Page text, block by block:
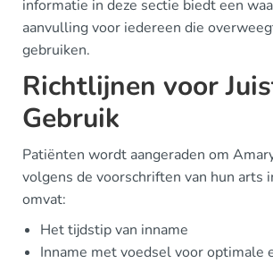
informatie in deze sectie biedt een
aanvulling voor iedereen die
gebruiken.
Richtlijnen voor
Gebruik
Patiënten wordt aangeraden om
volgens de voorschriften van hun arts
omvat:
Het tijdstip van inname
Inname met voedsel voor optimale